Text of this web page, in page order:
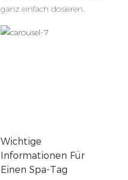
ganz einfach dosieren.
Wichtige
Informationen Für
Einen Spa-Tag